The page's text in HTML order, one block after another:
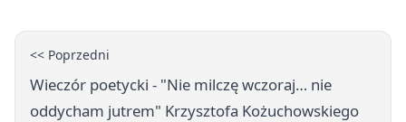
<< Poprzedni
Wieczór poetycki - "Nie milczę wczoraj… nie
oddycham jutrem" Krzysztofa Kożuchowskiego